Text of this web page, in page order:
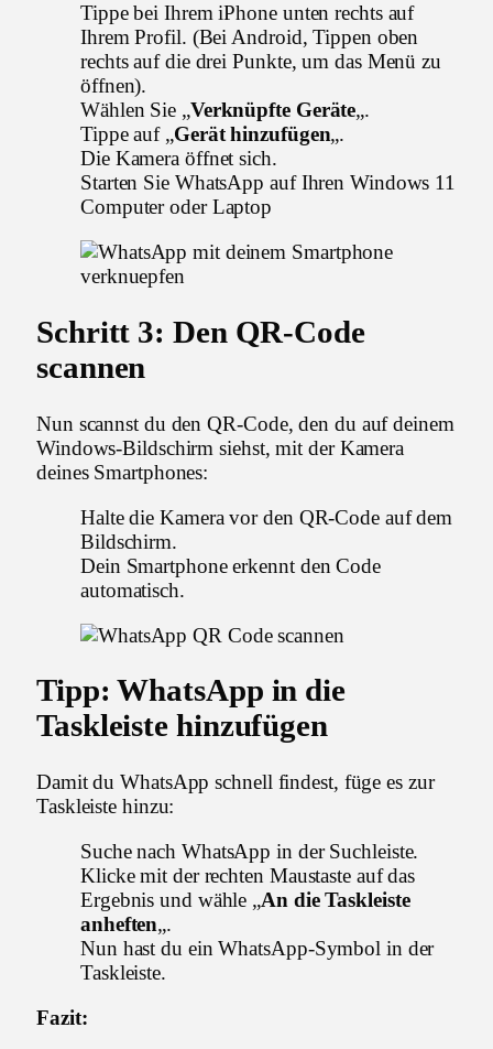
Tippe bei Ihrem iPhone unten rechts auf
Ihrem Profil. (Bei Android, Tippen oben
rechts auf die drei Punkte, um das Menü zu
öffnen).
Wählen Sie „Verknüpfte Geräte„.
Tippe auf „Gerät hinzufügen„.
Die Kamera öffnet sich.
Starten Sie WhatsApp auf Ihren Windows 11
Computer oder Laptop
Schritt 3: Den QR-Code
scannen
Nun scannst du den QR-Code, den du auf deinem
Windows-Bildschirm siehst, mit der Kamera
deines Smartphones:
Halte die Kamera vor den QR-Code auf dem
Bildschirm.
Dein Smartphone erkennt den Code
automatisch.
Tipp: WhatsApp in die
Taskleiste hinzufügen
Damit du WhatsApp schnell findest, füge es zur
Taskleiste hinzu:
Suche nach WhatsApp in der Suchleiste.
Klicke mit der rechten Maustaste auf das
Ergebnis und wähle „An die Taskleiste
anheften„.
Nun hast du ein WhatsApp-Symbol in der
Taskleiste.
Fazit: